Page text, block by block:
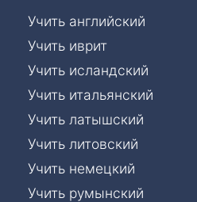
Учить английский
Учить иврит
Учить исландский
Учить итальянский
Учить латышский
Учить литовский
Учить немецкий
Учить румынский